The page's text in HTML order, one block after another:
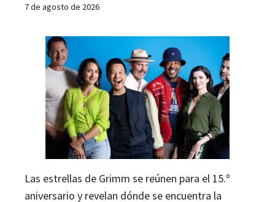
7 de agosto de 2026
Las estrellas de Grimm se reúnen para el 15.º
aniversario y revelan dónde se encuentra la